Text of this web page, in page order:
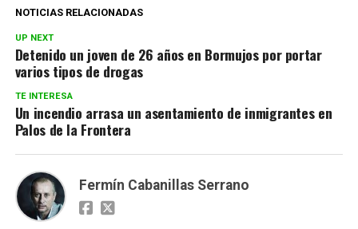
NOTICIAS RELACIONADAS
UP NEXT
Detenido un joven de 26 años en Bormujos por portar
varios tipos de drogas
TE INTERESA
Un incendio arrasa un asentamiento de inmigrantes en
Palos de la Frontera
Fermín Cabanillas Serrano